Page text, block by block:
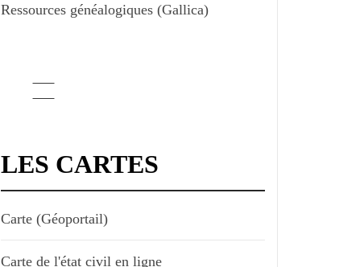
Ressources généalogiques (Gallica)
LES CARTES
Carte (Géoportail)
Carte de l'état civil en ligne